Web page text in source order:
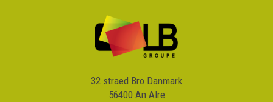
32 straed Bro Danmark
56400 An Alre